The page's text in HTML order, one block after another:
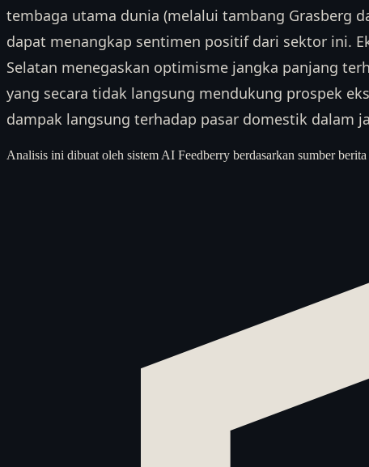
tembaga utama dunia (melalui tambang Grasberg
dapat menangkap sentimen positif dari sektor ini.
Selatan menegaskan optimisme jangka panjang
yang secara tidak langsung mendukung prospek
dampak langsung terhadap pasar domestik dalam
Analisis ini dibuat oleh sistem AI Feedberry berdasarkan sumber